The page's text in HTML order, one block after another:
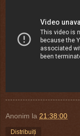
Anonim la 21:38:00
Distribuiți